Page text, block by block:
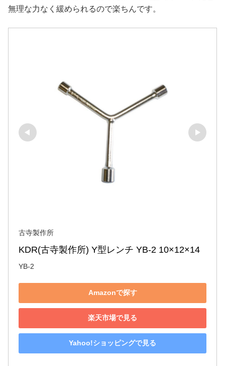
無理な力なく緩められるので楽ちんです。
古寺製作所
KDR(古寺製作所) Y型レンチ YB-2 10×12×14
YB-2
Amazonで探す
楽天市場で見る
Yahoo!ショッピングで見る